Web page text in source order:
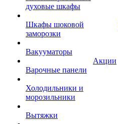
духовые шкафы
Шкафы шоковой
заморозки
Вакууматоры
Варочные панели
Холодильники и
морозильники
Вытяжки
Акции